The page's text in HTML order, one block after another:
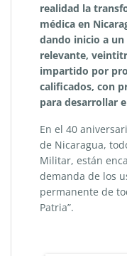
realidad la
médica en
dando inicio a
relevante,
impartido por
calificados, con
para desarrollar
En el 40
de Nicaragua,
Militar, están
demanda de los
permanente de
Patria”.